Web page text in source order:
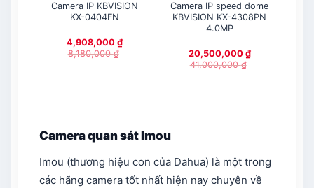
Camera IP KBVISION
KX-0404FN
4,908,000 ₫
8,180,000₫
Camera IP speed dome
KBVISION KX-4308PN
4.0MP
20,500,000 ₫
41,000,000₫
Camera quan sát Imou
Imou (thương hiệu con của Dahua) là một trong
các hãng camera tốt nhất hiện nay​ chuyên về